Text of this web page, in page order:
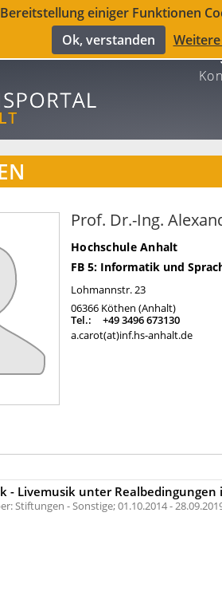
einiger Funktionen
Ok, verstanden
Prof. Dr.-Ing.
Hochschule Anhalt
FB 5: Informatik und
Lohmannstr. 23
06366 Köthen (Anhalt)
Tel.:
+49 3496 673130
a.carot(at)inf.hs-anhalt.de
- Livemusik unter
Stiftungen - Sonstige;01.10.2014 -